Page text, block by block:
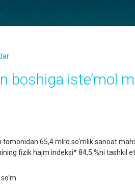
boshiga iste’mol
65,4 mlrd.so‘mlik sanoat
fizik hajm indeksi* 84,5 %ni tashkil